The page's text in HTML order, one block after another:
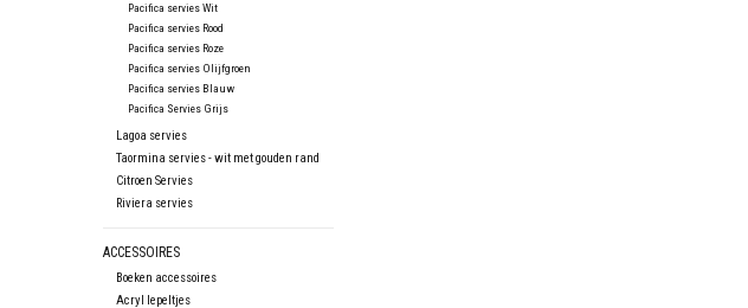
Pacifica servies Wit
Pacifica servies Rood
Pacifica servies Roze
Pacifica servies Olijfgroen
Pacifica servies Blauw
Pacifica Servies Grijs
Lagoa servies
Taormina servies - wit met gouden rand
Citroen Servies
Riviera servies
ACCESSOIRES
Boeken accessoires
Acryl lepeltjes